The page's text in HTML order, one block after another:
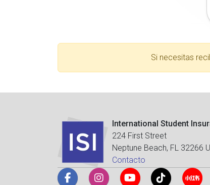
Si necesitas
International Student
224 First Street
Neptune Beach, FL 32266
Contacto